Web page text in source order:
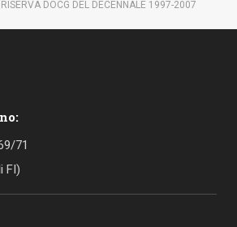
DOCG DEL DECENNALE 1997-2007
71
FI)